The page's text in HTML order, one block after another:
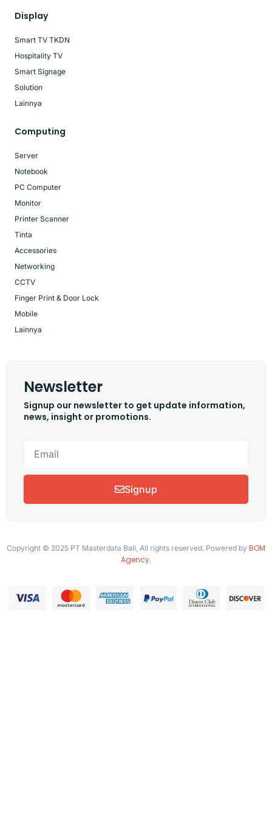
Display
Smart TV TKDN
Hospitality TV
Smart Signage
Solution
Lainnya
Computing
Server
Notebook
PC Computer
Monitor
Printer Scanner
Tinta
Accessories
Networking
CCTV
Finger Print & Door Lock
Mobile
Lainnya
Newsletter
Signup our newsletter to get update information,
news, insight or promotions.
Signup
Copyright © 2025 PT Masterdata Bali, All rights reserved. Powered by BOM
Agency.